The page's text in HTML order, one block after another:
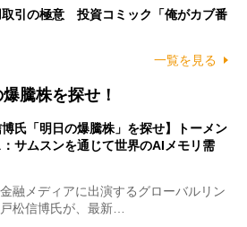
引の極意 投資コミック「俺がカブ番
一覧を見る
騰株を探せ！
博氏「明日の爆騰株」を探せ】トーメン
サムスンを通じて世界のAIメモリ需
融メディアに出演するグローバルリン
松信博氏が、最新…